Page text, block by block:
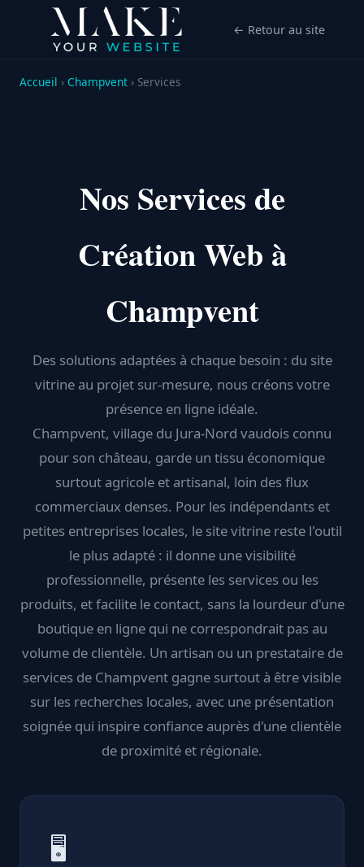
← Retour au site
Accueil › Champvent › Services
Nos Services de
Création Web à
Champvent
Des solutions adaptées à chaque besoin : du site
vitrine au projet sur-mesure, nous créons votre
présence en ligne idéale.
Champvent, village du Jura-Nord vaudois connu
pour son château, garde un tissu économique
surtout agricole et artisanal, loin des flux
commerciaux denses. Pour les indépendants et
petites entreprises locales, le site vitrine reste l'outil
le plus adapté : il donne une visibilité
professionnelle, présente les services ou les
produits, et facilite le contact, sans la lourdeur d'une
boutique en ligne qui ne correspondrait pas au
volume de clientèle. Un artisan ou un prestataire de
services de Champvent gagne surtout à être visible
sur les recherches locales, avec une présentation
soignée qui inspire confiance auprès d'une clientèle
de proximité et régionale.
🖥️